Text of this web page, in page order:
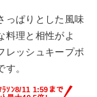
っぱりとした風味
料理と相性がよ
レッシュキープボ
。